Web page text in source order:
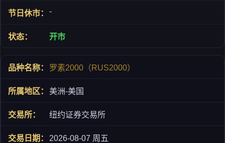
-
开市
罗素2000（RUS2000）
美洲-美国
纽约证券交易所
2026-08-07 周五